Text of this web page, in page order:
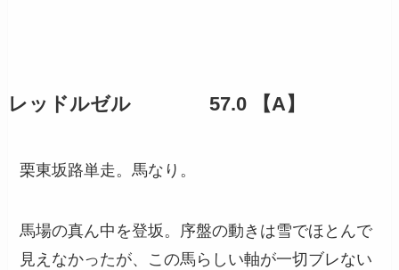
レッドルゼル 57.0 【A】
栗東坂路単走。馬なり。
馬場の真ん中を登坂。序盤の動きは雪でほとんで
見えなかったが、この馬らしい軸が一切ブレない